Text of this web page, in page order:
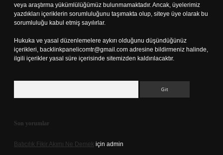
veya araştırma yükümlülüğümüz bulunmamaktadır. Ancak, üyelerimiz
yazdıkları içeriklerin sorumluluğunu taşımakta olup, siteye üye olarak bu
sorumluluğu kabul etmiş sayılırlar.
Hukuka ve yasal düzenlemelere aykırı olduğunu düşündüğünüz
içerikleri, backlinkpanelicomtr@gmail.com adresine bildirmeniz halinde,
ilgili içerikler yasal süre içerisinde sitemizden kaldırılacaktır.
Son yorumlar
Batıcılık Fikir Akımı Ne Demek için admin